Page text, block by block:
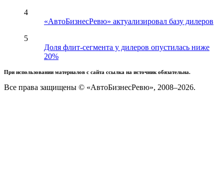
4
«АвтоБизнесРевю» актуализировал базу дилеров
5
Доля флит-сегмента у дилеров опустилась ниже
20%
При использовании материалов с сайта ссылка на источник обязательна.
Все права защищены © «АвтоБизнесРевю», 2008–2026.